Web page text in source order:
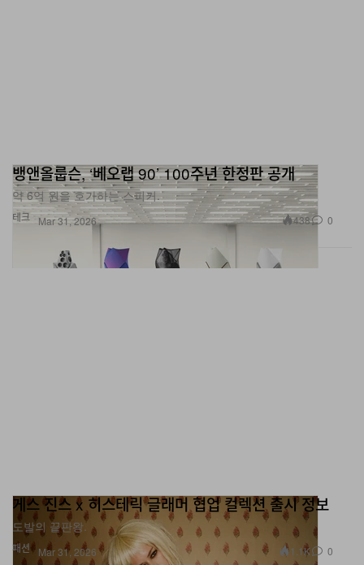
테크
뱅앤올룹슨, ‘베오랩 90’ 100주년 한정판 공개
약 6억 원을 호가하는 스피커.
Mar 31, 2026 438 0
패션
게스 진스 x 히스테릭 글래머 협업 컬렉션 출시 정보
도발의 끝판왕.
Mar 31, 2026 1.1K 0